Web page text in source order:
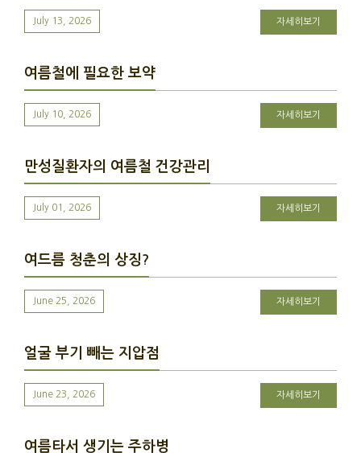
July 13, 2026 자세히보기
여름철에 필요한 보약
July 10, 2026 자세히보기
만성질환자의 여름철 건강관리
July 01, 2026 자세히보기
여드름 청춘의 상징?
June 25, 2026 자세히보기
얼굴 부기 빼는 지압점
June 23, 2026 자세히보기
여름타서 생기는 주하병